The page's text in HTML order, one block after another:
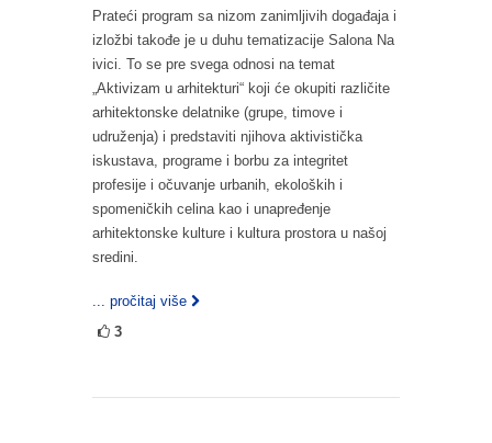
Prateći program sa nizom zanimljivih događaja i
izložbi takođe je u duhu tematizacije Salona Na
ivici. To se pre svega odnosi na temat
„Aktivizam u arhitekturi“ koji će okupiti različite
arhitektonske delatnike (grupe, timove i
udruženja) i predstaviti njihova aktivistička
iskustava, programe i borbu za integritet
profesije i očuvanje urbanih, ekoloških i
spomeničkih celina kao i unapređenje
arhitektonske kulture i kultura prostora u našoj
sredini.
... pročitaj više
3